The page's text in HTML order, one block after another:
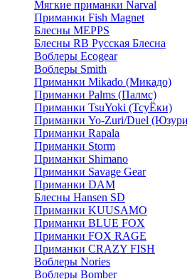
Мягкие приманки Narval
Приманки Fish Magnet
Блесны MEPPS
Блесны RB Русская Блесна
Воблеры Ecogear
Воблеры Smith
Приманки Mikado (Микадо)
Приманки Palms (Палмс)
Приманки TsuYoki (ТсуЁки)
Приманки Yo-Zuri/Duel
Приманки Rapala
Приманки Storm
Приманки Shimano
Приманки Savage Gear
Приманки DAM
Блесны Hansen SD
Приманки KUUSAMO
Приманки BLUE FOX
Приманки FOX RAGE
Приманки CRAZY FISH
Воблеры Nories
Воблеры Bomber